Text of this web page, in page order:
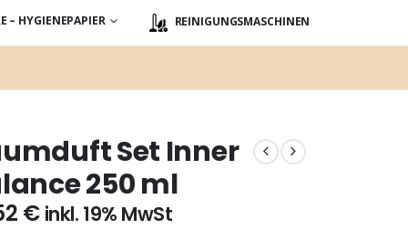
– HYGIENEPAPIER REINIGUNGSMASCHINEN
Set Inner
250 ml
€ inkl. 19% MwSt